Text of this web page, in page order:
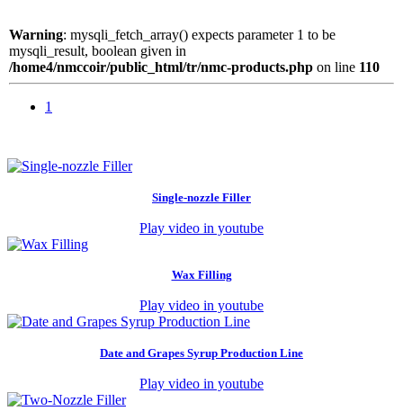
Warning: mysqli_fetch_array() expects parameter 1 to be
mysqli_result, boolean given in
/home4/nmccoir/public_html/tr/nmc-products.php on line 110
1
Single-nozzle Filler
Play video in youtube
Wax Filling
Play video in youtube
Date and Grapes Syrup Production Line
Play video in youtube